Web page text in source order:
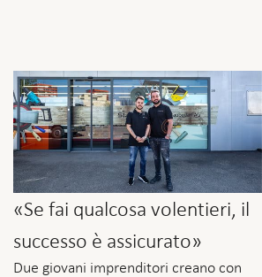
«Se fai qualcosa volentieri, il
successo è assicurato»
Due giovani imprenditori creano con